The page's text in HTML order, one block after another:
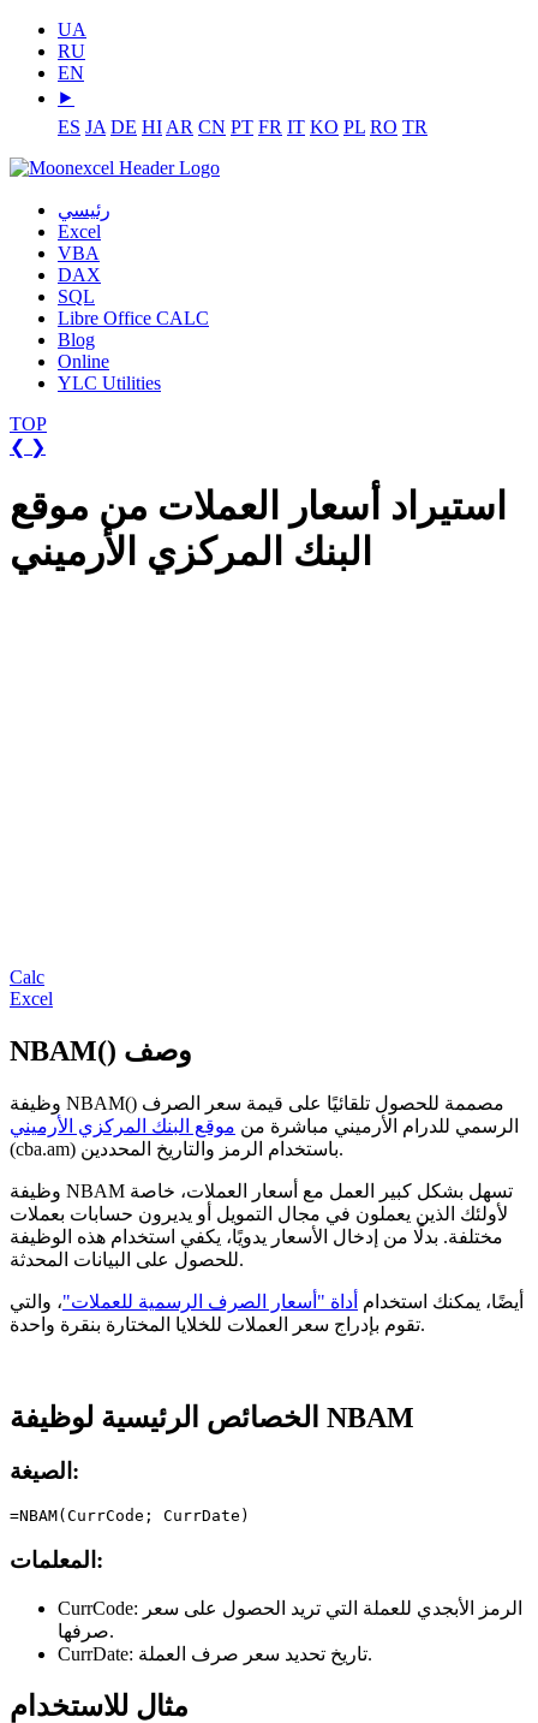
UA
RU
EN
⯈
ES JA DE HI AR CN PT FR IT KO PL RO TR
رئيسي
Excel
VBA
DAX
SQL
Libre Office CALC
Blog
Online
YLC Utilities
TOP
❮ ❯
استيراد أسعار العملات من موقع
البنك المركزي الأرميني
Calc
Excel
NBAM() وصف
وظيفة NBAM() مصممة للحصول تلقائيًا على قيمة سعر الصرف
الرسمي للدرام الأرميني مباشرة من موقع البنك المركزي الأرميني
(cba.am) باستخدام الرمز والتاريخ المحددين.
وظيفة NBAM تسهل بشكل كبير العمل مع أسعار العملات، خاصة
لأولئك الذين يعملون في مجال التمويل أو يديرون حسابات بعملات
مختلفة. بدلًا من إدخال الأسعار يدويًا، يكفي استخدام هذه الوظيفة
للحصول على البيانات المحدثة.
أيضًا، يمكنك استخدام أداة "أسعار الصرف الرسمية للعملات"، والتي
تقوم بإدراج سعر العملات للخلايا المختارة بنقرة واحدة.
الخصائص الرئيسية لوظيفة NBAM
الصيغة:
المعلمات:
CurrCode:
صرفها.
CurrDate:
تاريخ تحديد سعر صرف العملة.
مثال للاستخدام